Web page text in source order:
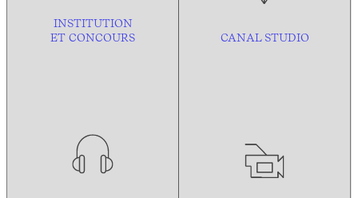
INSTITUTION
ET CONCOURS
CANAL STUDIO